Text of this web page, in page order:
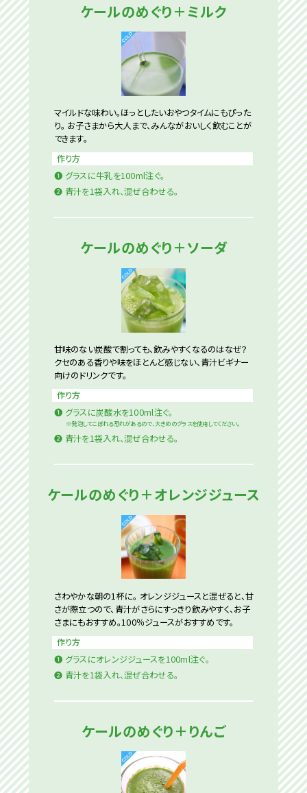
ケールのめぐり＋ミルク
マイルドな味わい。ほっとしたいおやつタイムにもぴった
り。 お子さまから大人まで、みんながおいしく飲むことが
できます。
作り方
❶ グラスに牛乳を100ml注ぐ。
❷ 青汁を1袋入れ、混ぜ合わせる。
ケールのめぐり＋ソーダ
甘味のない炭酸で割っても、飲みやすくなるのはなぜ？
クセのある香りや味をほとんど感じない、青汁ビギナー
向けのドリンクです。
作り方
❶ グラスに炭酸水を100ml注ぐ。
※発泡してこぼれる恐れがあるので、大きめのグラスを使用してください。
❷ 青汁を1袋入れ、混ぜ合わせる。
ケールのめぐり＋オレンジジュース
さわやかな朝の1杯に。 オレンジジュースと混ぜると、甘
さが際立つので、青汁がさらにすっきり飲みやすく、お子
さまにもおすすめ。100％ジュースがおすすめです。
作り方
❶ グラスにオレンジジュースを100ml注ぐ。
❷ 青汁を1袋入れ、混ぜ合わせる。
ケールのめぐり＋りんご